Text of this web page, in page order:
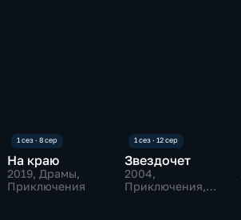
На краю
2019, Драмы,
Приключения
Звездочет
2004,
Приключения,